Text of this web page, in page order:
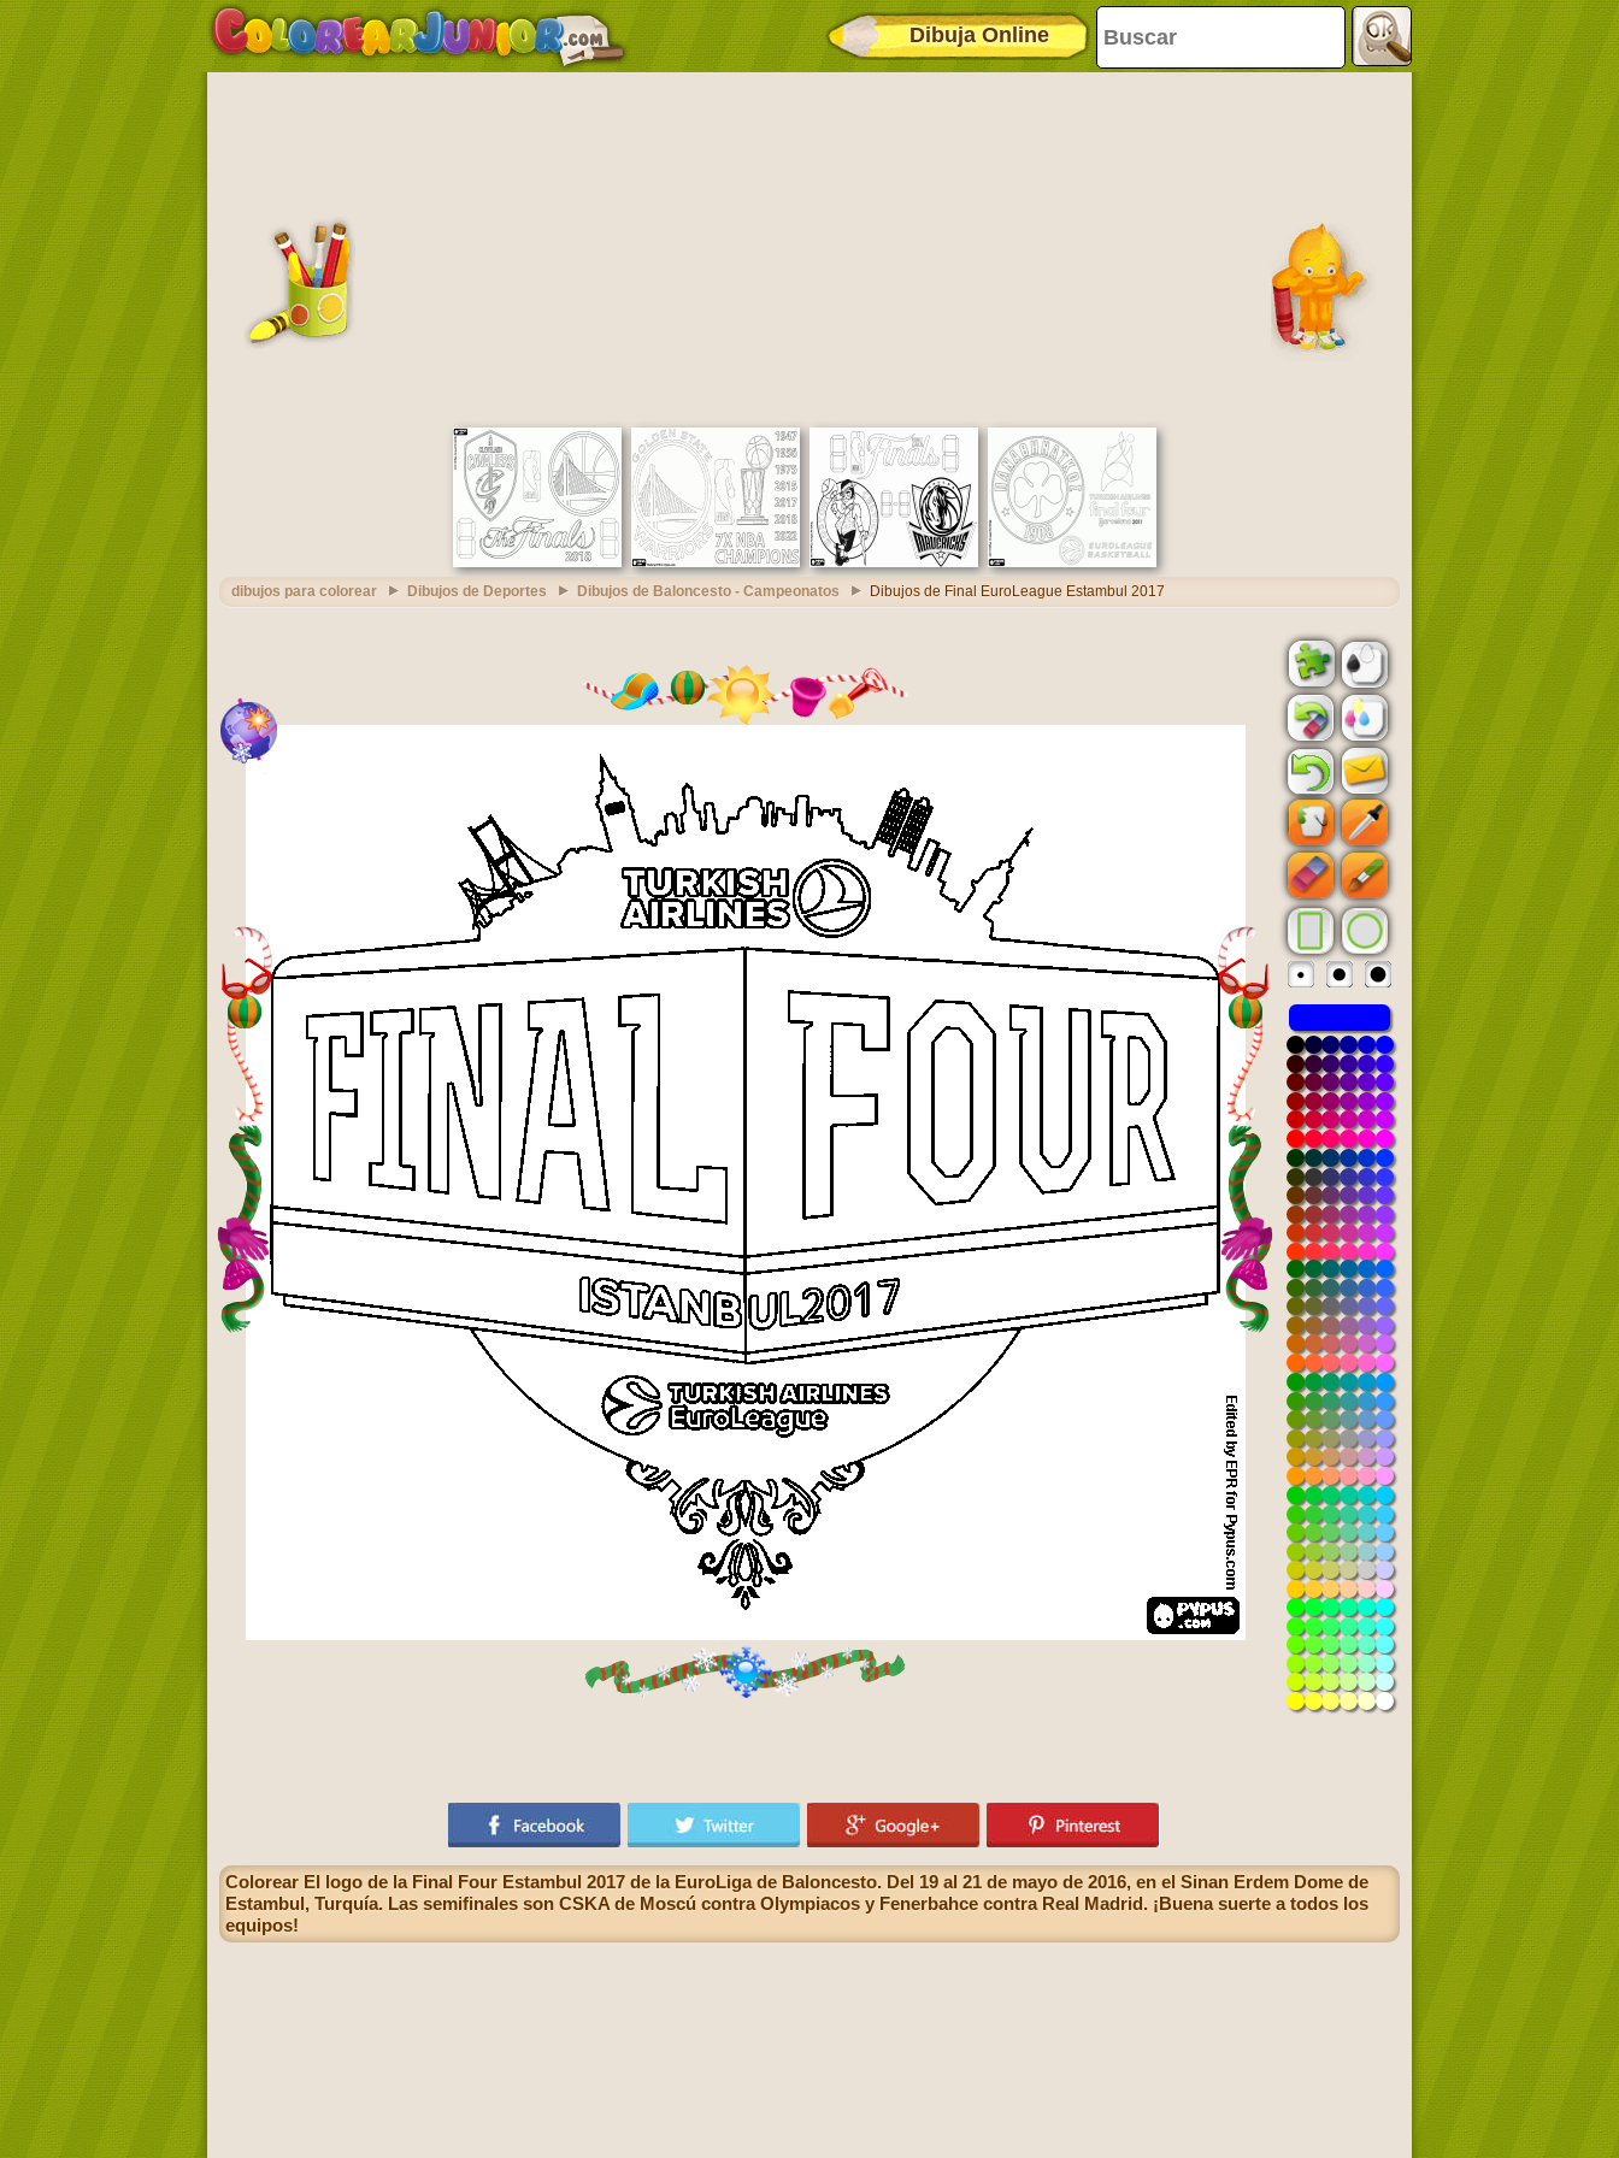
Dibuja Online
dibujos para colorear Dibujos de Deportes Dibujos de Baloncesto - Campeonatos Dibujos de Final EuroLeague Estambul 2017
Colorear El logo de la Final Four Estambul 2017 de la EuroLiga de Baloncesto. Del 19 al 21 de mayo de 2016, en el Sinan Erdem Dome de
Estambul, Turquía. Las semifinales son CSKA de Moscú contra Olympiacos y Fenerbahce contra Real Madrid. ¡Buena suerte a todos los
equipos!